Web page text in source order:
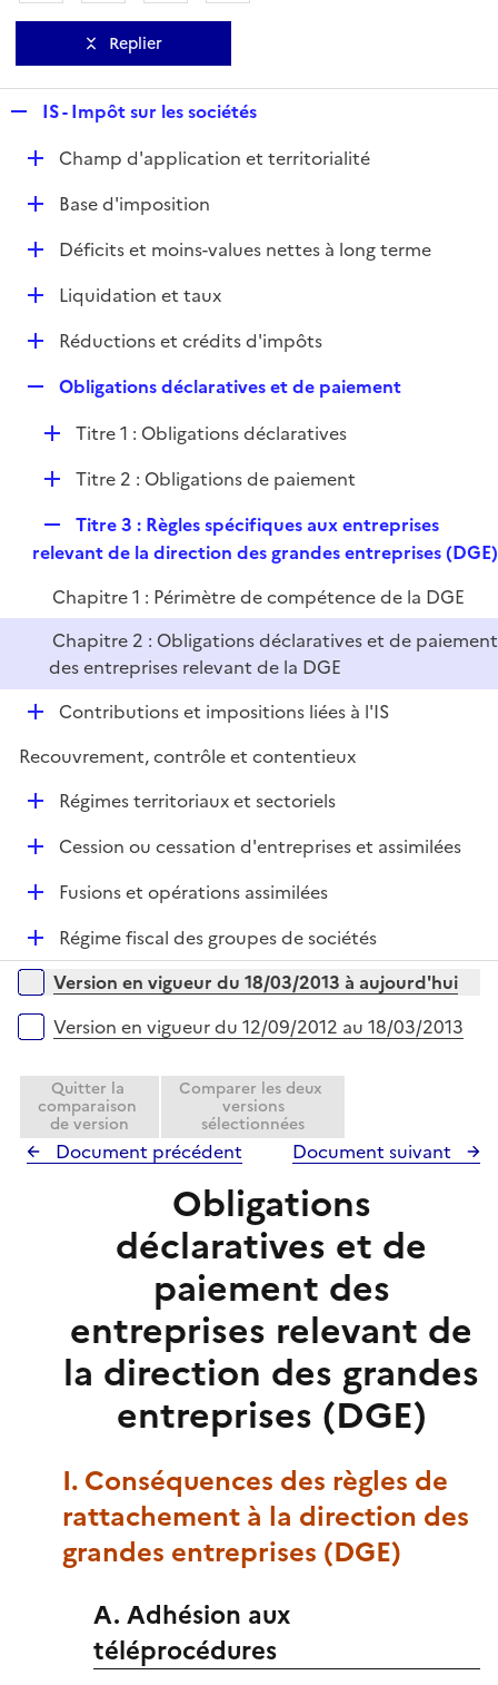
Replier
p
l
i
e
IS - Impôt sur les sociétés
DChamp d'application et territorialité
DBase d'imposition
DDéficits et moins-values nettes à long terme
D
e
Liquidation et taux
D
p
l
i
e
Réductions et crédits d'impôts
p
l
i
e
r
Obligations déclaratives et de paiement
D
e
r
Titre 1 : Obligations déclaratives
D
l
i
e
r
Titre 2 : Obligations de paiement
e
l
i
r
Titre 3 : Règles spécifiques aux entreprises
relevant de la direction des grandes entreprises (DGE)
Chapitre 1 : Périmètre de compétence de la DGE
Chapitre 2 : Obligations déclaratives et de paiement
des entreprises relevant de la DGE
D
p
Contributions et impositions liées à l'IS
Recouvrement, contrôle et contentieux
D
r
Régimes territoriaux et sectoriels
D
e
Cession ou cessation d'entreprises et assimilées
D
e
Fusions et opérations assimilées
D
é
p
e
r
Régime fiscal des groupes de sociétés
Versions sur la période
Version en vigueur du 18/03/2013 à aujourd'hui
Version en vigueur du 12/09/2012 au 18/03/2013
Quitter la
comparaison
de version
Comparer les deux
versions
sélectionnées
Document précédent Document suivant
Obligations
déclaratives et de
paiement des
entreprises relevant de
la direction des grandes
entreprises (DGE)
I. Conséquences des règles de
rattachement à la direction des
grandes entreprises (DGE)
A. Adhésion aux
téléprocédures